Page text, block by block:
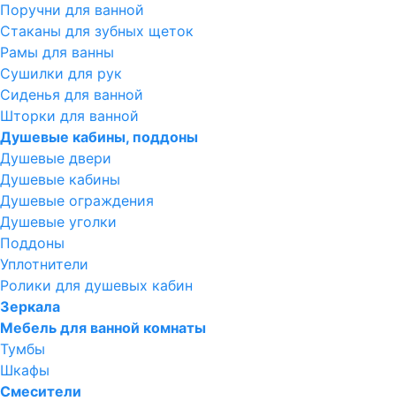
Поручни для ванной
Стаканы для зубных щеток
Рамы для ванны
Сушилки для рук
Сиденья для ванной
Шторки для ванной
Душевые кабины, поддоны
Душевые двери
Душевые кабины
Душевые ограждения
Душевые уголки
Поддоны
Уплотнители
Ролики для душевых кабин
Зеркала
Мебель для ванной комнаты
Тумбы
Шкафы
Смесители